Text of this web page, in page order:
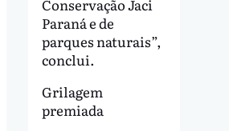
Conservação Jaci
Paraná e de
parques naturais”,
conclui.
Grilagem
premiada